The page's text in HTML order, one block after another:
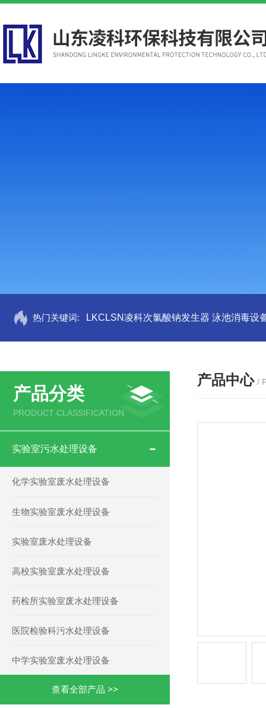
热门关键词: LKCLSN凌科次氯酸钠发生器 泳池消毒设
产品分类
PRODUCT CLASSIFICATION
实验室污水处理设备
化学实验室废水处理设备
生物实验室废水处理设备
实验室废水处理设备
高校实验室废水处理设备
药检所实验室废水处理设备
医院检验科污水处理设备
中学实验室废水处理设备
查看全部产品 >>
产品中心 /